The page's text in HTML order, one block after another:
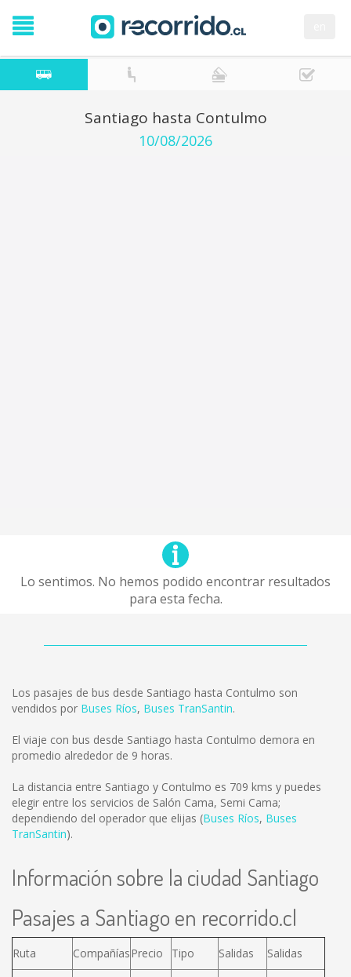
Santiago hasta Contulmo
10/08/2026
Lo sentimos. No hemos podido encontrar resultados
para esta fecha.
Los pasajes de bus desde Santiago hasta Contulmo son
vendidos por Buses Ríos, Buses TranSantin.
El viaje con bus desde Santiago hasta Contulmo demora en
promedio alrededor de 9 horas.
La distancia entre Santiago y Contulmo es 709 kms y puedes
elegir entre los servicios de Salón Cama, Semi Cama;
dependiendo del operador que elijas (Buses Ríos, Buses
TranSantin).
Información sobre la ciudad Santiago
Pasajes a Santiago en recorrido.cl
Ruta CompañíasPrecio Tipo Salidas Salidas